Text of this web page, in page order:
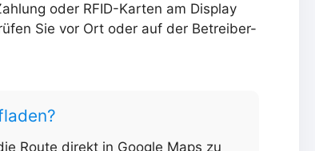
oder RFID-Karten am Display
Sie vor Ort oder auf der Betreiber-
Route direkt in Google Maps zu